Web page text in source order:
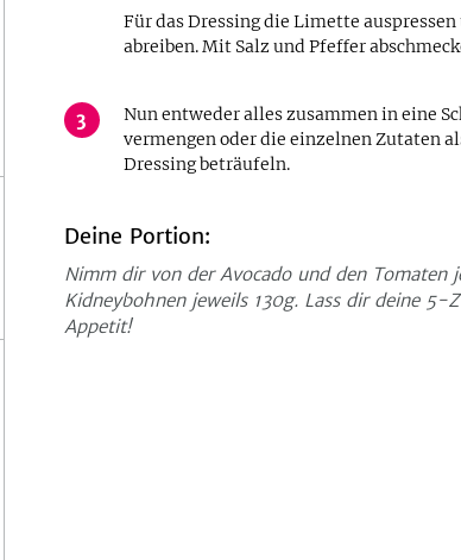
Für das Dressing die Limette auspressen
abreiben. Mit Salz und Pfeffer
3
Nun entweder alles zusammen in eine
vermengen oder die einzelnen Zutaten
Dressing beträufeln.
Deine Portion:
Nimm dir von der Avocado und den Tomaten
Kidneybohnen jeweils 130g. Lass dir deine
Appetit!